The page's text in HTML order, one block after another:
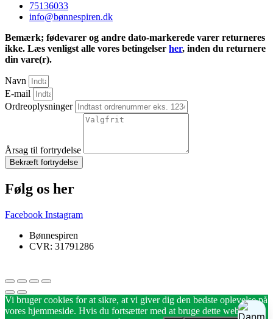
75136033
info@bønnespiren.dk
Bemærk; fødevarer og andre dato-markerede varer returneres
ikke. Læs venligst alle vores betingelser her, inden du returnere
din vare(r).
Navn
E-mail
Ordreoplysninger
Årsag til fortrydelse
Bekræft fortrydelse
Følg os her
Facebook Instagram
Bønnespiren
CVR: 31791286
Vi bruger cookies for at sikre, at vi giver dig den bedste oplevelse på
vores hjemmeside. Hvis du fortsætter med at bruge dette websted,